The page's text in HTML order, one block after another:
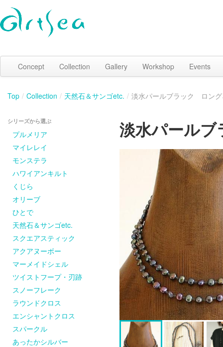
Concept Collection Gallery Workshop Events
Top / Collection / 天然石＆サンゴetc. / 淡水パールブラック ロング
シリーズから選ぶ
プルメリア
マイレレイ
モンステラ
ハワイアンキルト
くじら
オリーブ
ひとで
天然石＆サンゴetc.
スクエアスティック
アクアヌーボー
マーメイドシェル
ツイストフープ・刃跡
スノーフレーク
ラウンドクロス
エンシャントクロス
スパークル
あったかシルバー
淡水パール